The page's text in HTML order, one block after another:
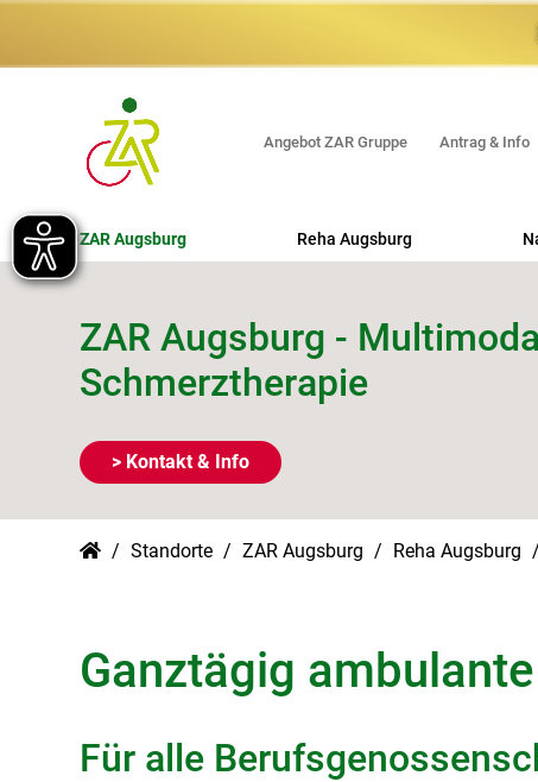
Angebot ZAR Gruppe Antrag & Info
ZAR Augsburg Reha Augsburg
Neurologische REHA
Beruflich orientierte REHA
Multimodale Schmerztherapie
ZAR Augsburg -
Schmerztherapie
> Kontakt & Info
Standorte ZAR Augsburg Reha Augsburg
Ganztägig
Für alle